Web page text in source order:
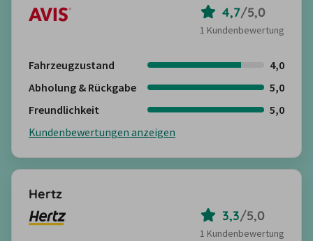
4,7/5,0
1 Kundenbewertung
Fahrzeugzustand
4,0
Abholung & Rückgabe
5,0
Freundlichkeit
5,0
Kundenbewertungen anzeigen
Hertz
3,3/5,0
1 Kundenbewertung